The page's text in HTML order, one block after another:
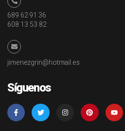
689 62 91 36
608 13 53 82
jimenezgrin@hotmail.es
Síguenos